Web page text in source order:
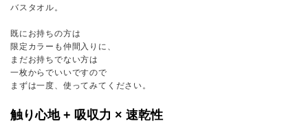
バスタオル。
既にお持ちの方は
限定カラーも仲間入りに、
まだお持ちでない方は
一枚からでいいですので
まずは一度、使ってみてください。
触り心地 + 吸収力 × 速乾性